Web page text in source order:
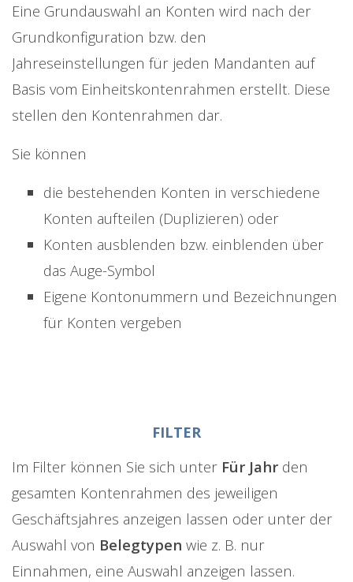
Eine Grundauswahl an Konten wird nach der
Grundkonfiguration bzw. den
Jahreseinstellungen für jeden Mandanten auf
Basis vom Einheitskontenrahmen erstellt. Diese
stellen den Kontenrahmen dar.
Sie können
die bestehenden Konten in verschiedene
Konten aufteilen (Duplizieren) oder
Konten ausblenden bzw. einblenden über
das Auge-Symbol
Eigene Kontonummern und Bezeichnungen
für Konten vergeben
FILTER
Im Filter können Sie sich unter Für Jahr den
gesamten Kontenrahmen des jeweiligen
Geschäftsjahres anzeigen lassen oder unter der
Auswahl von Belegtypen wie z. B. nur
Einnahmen, eine Auswahl anzeigen lassen.